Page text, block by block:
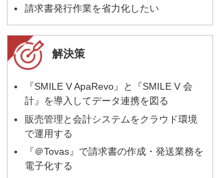
請求書発行作業を省力化したい
解決策
『SMILE V ApaRevo』と『SMILE V 会
計』を導入してデータ連携を図る
販売管理と会計システムをクラウド環境
で運用する
『＠Tovas』で請求書の作成・発送業務を
電子化する